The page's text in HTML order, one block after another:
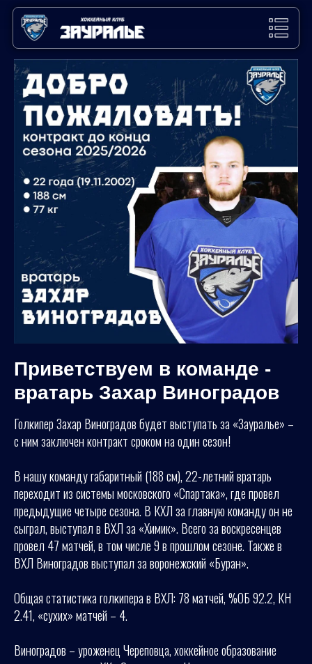
Приветствуем в команде -
вратарь Захар Виноградов
Голкипер Захар Виноградов будет выступать за «Зауралье» –
с ним заключен контракт сроком на один сезон!
В нашу команду габаритный (188 см), 22-летний вратарь
переходит из системы московского «Спартака», где провел
предыдущие четыре сезона. В КХЛ за главную команду он не
сыграл, выступал в ВХЛ за «Химик». Всего за воскресенцев
провел 47 матчей, в том числе 9 в прошлом сезоне. Также в
ВХЛ Виноградов выступал за воронежский «Буран».
Общая статистика голкипера в ВХЛ: 78 матчей, %ОБ 92.2, КН
2.41, «сухих» матчей – 4.
Виноградов – уроженец Череповца, хоккейное образование